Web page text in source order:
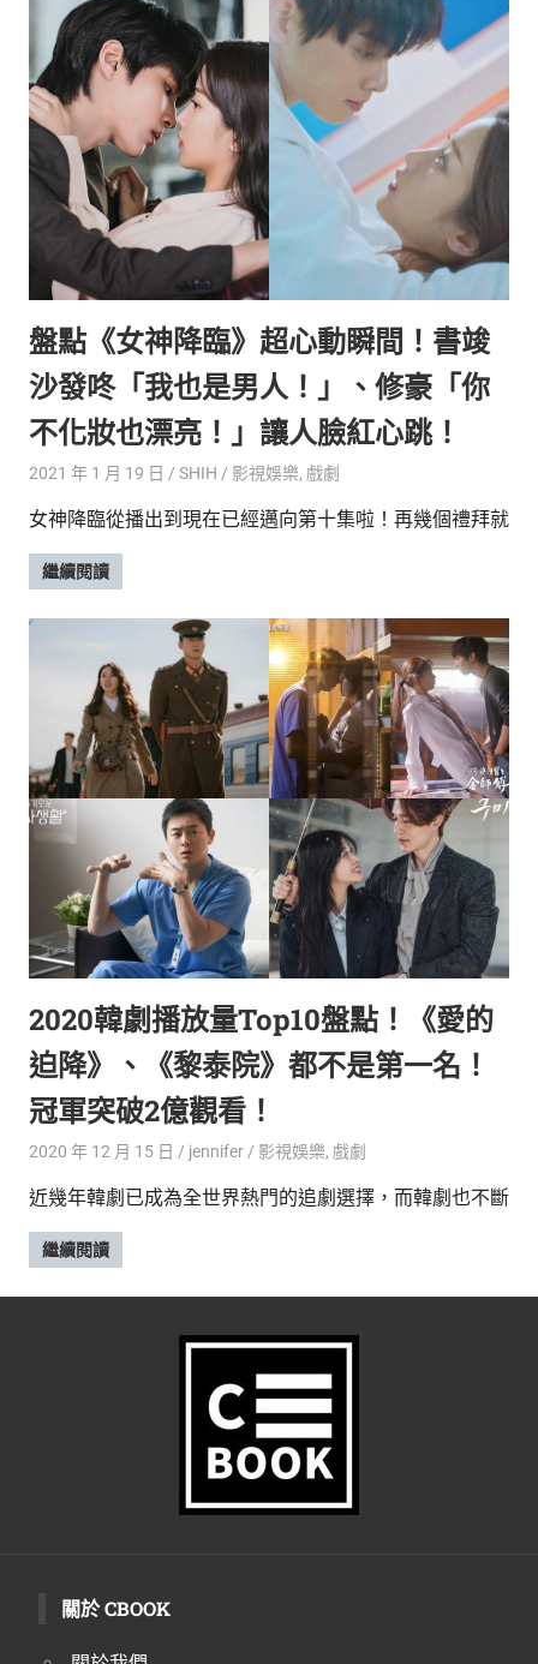
盤點《女神降臨》超心動瞬間！書竣
沙發咚「我也是男人！」、修豪「你
不化妝也漂亮！」讓人臉紅心跳！
2021 年 1 月 19 日 SHIH 影視娛樂, 戲劇
女神降臨從播出到現在已經邁向第十集啦！再幾個禮拜就
繼續閱讀
2020韓劇播放量Top10盤點！《愛的
迫降》、《黎泰院》都不是第一名！
冠軍突破2億觀看！
2020 年 12 月 15 日 jennifer 影視娛樂, 戲劇
近幾年韓劇已成為全世界熱門的追劇選擇，而韓劇也不斷
繼續閱讀
關於 CBOOK